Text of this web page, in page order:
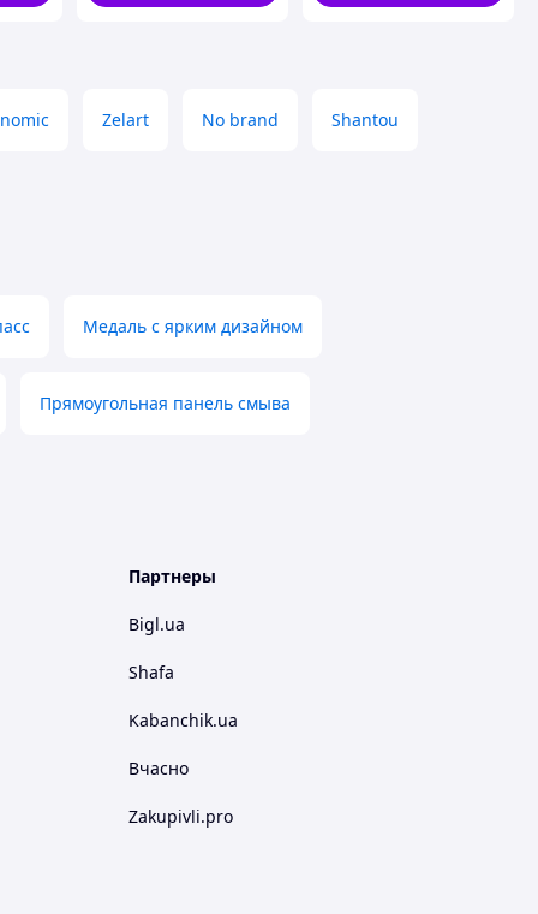
Zelart No brand Shantou
Медаль с ярким дизайном
Прямоугольная панель смыва
Партнеры
Bigl.ua
Shafa
Kabanchik.ua
Вчасно
Zakupivli.pro